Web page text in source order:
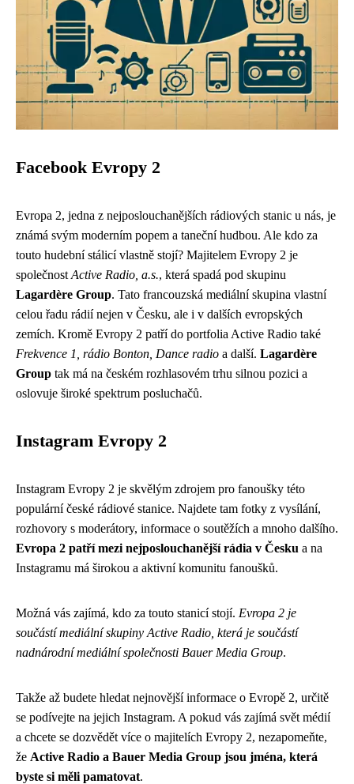
Facebook Evropy 2
Evropa 2, jedna z nejposlouchanějších rádiových stanic u nás, je
známá svým moderním popem a taneční hudbou. Ale kdo za
touto hudební stálicí vlastně stojí? Majitelem Evropy 2 je
společnost Active Radio, a.s., která spadá pod skupinu
Lagardère Group. Tato francouzská mediální skupina vlastní
celou řadu rádií nejen v Česku, ale i v dalších evropských
zemích. Kromě Evropy 2 patří do portfolia Active Radio také
Frekvence 1, rádio Bonton, Dance radio a další. Lagardère
Group tak má na českém rozhlasovém trhu silnou pozici a
oslovuje široké spektrum posluchačů.
Instagram Evropy 2
Instagram Evropy 2 je skvělým zdrojem pro fanoušky této
populární české rádiové stanice. Najdete tam fotky z vysílání,
rozhovory s moderátory, informace o soutěžích a mnoho dalšího.
Evropa 2 patří mezi nejposlouchanější rádia v Česku a na
Instagramu má širokou a aktivní komunitu fanoušků.
Možná vás zajímá, kdo za touto stanicí stojí. Evropa 2 je
součástí mediální skupiny Active Radio, která je součástí
nadnárodní mediální společnosti Bauer Media Group.
Takže až budete hledat nejnovější informace o Evropě 2, určitě
se podívejte na jejich Instagram. A pokud vás zajímá svět médií
a chcete se dozvědět více o majitelích Evropy 2, nezapomeňte,
že Active Radio a Bauer Media Group jsou jména, která
byste si měli pamatovat.